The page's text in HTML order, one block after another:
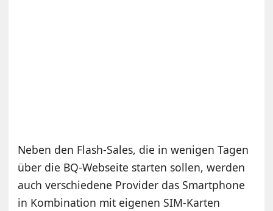
Neben den Flash-Sales, die in wenigen Tagen
über die BQ-Webseite starten sollen, werden
auch verschiedene Provider das Smartphone
in Kombination mit eigenen SIM-Karten